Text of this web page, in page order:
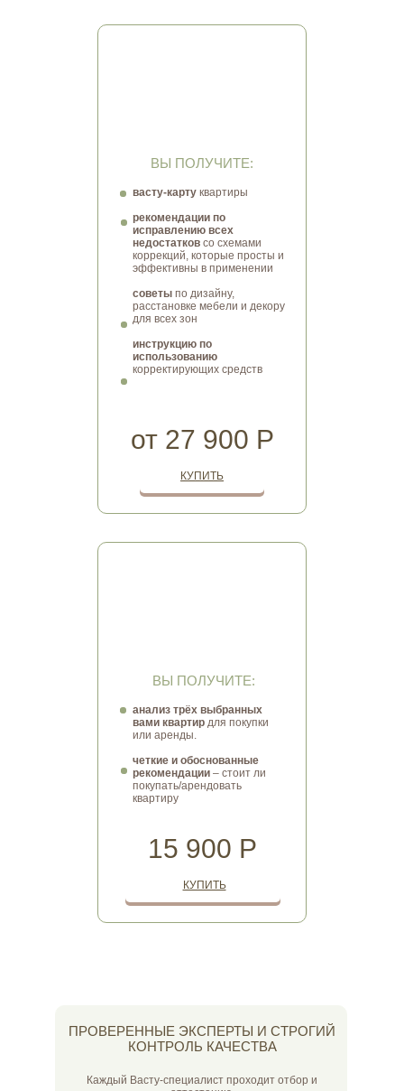
васту-карту квартиры
рекомендации по
исправлению всех
недостатков со схемами
коррекций, которые просты и
эффективны в применении
советы по дизайну,
расстановке мебели и декору
для всех зон
инструкцию по
использованию
корректирующих средств
от 27 900 Р
КУПИТЬ
ВЫ ПОЛУЧИТЕ:
анализ трёх выбранных
вами квартир для покупки
или аренды.
четкие и обоснованные
рекомендации – стоит ли
покупать/арендовать
квартиру
15 900 Р
КУПИТЬ
ВЫ ПОЛУЧИТЕ:
слабых сторонах своего пространства
ДИАГНОСТИКА
помогут васту-советы по организации
домашнего офиса
ДОМАШНИЙ ОФИС
ВАСТУ-КАРТА ДЛЯ
КВАРТИРЫ/ДОМА
ПРОВЕРЕННЫЕ ЭКСПЕРТЫ И СТРОГИЙ
КОНТРОЛЬ КАЧЕСТВА
Каждый Васту-специалист проходит отбор и